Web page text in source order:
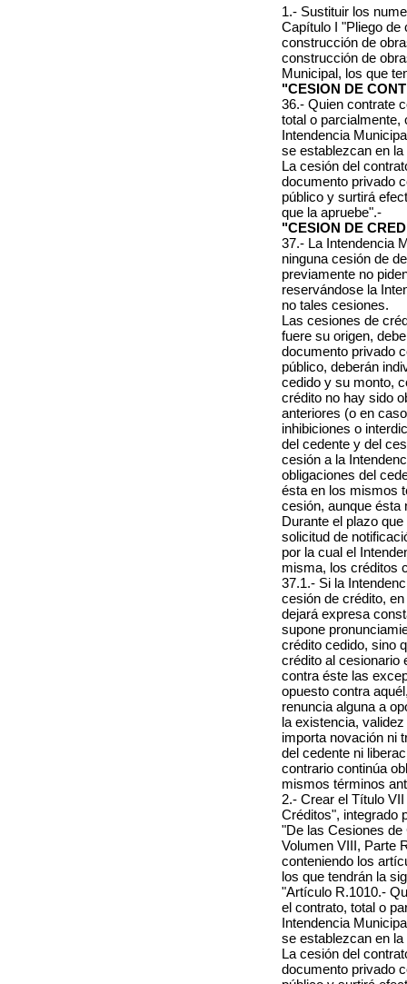
1.- Sustituir los
Capítulo I "Pliego de
construcción de
construcción de
Municipal, los que
"CESION DE
36.- Quien contrate
total o parcialmente,
Intendencia
se establezcan en
La cesión del
documento privado
público y surtirá
que la apruebe".-
"CESION DE
37.- La Intendencia
ninguna cesión de
previamente no
reservándose la
no tales cesiones.
Las cesiones de
fuere su origen,
documento privado
público, deberán
cedido y su monto,
crédito no hay sido
anteriores (o en
inhibiciones o
del cedente y del
cesión a la
obligaciones del
ésta en los mismos
cesión, aunque ésta
Durante el plazo
solicitud de
por la cual el
misma, los créditos
37.1.- Si la
cesión de crédito,
dejará expresa
supone
crédito cedido, sino
crédito al cesionario
contra éste las
opuesto contra
renuncia alguna a
la existencia,
importa novación ni
del cedente ni
contrario continúa
mismos términos
2.- Crear el Título
Créditos", integrado
"De las Cesiones
Volumen VIII, Parte
conteniendo los
los que tendrán la
"Artículo R.1010.-
el contrato, total o
Intendencia
se establezcan en
La cesión del
documento privado